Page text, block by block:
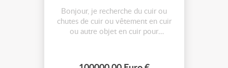
Bonjour, je recherche du cuir ou
chutes de cuir ou vêtement en cuir
ou autre objet en cuir pour
femme et accessoires (chapeaux,